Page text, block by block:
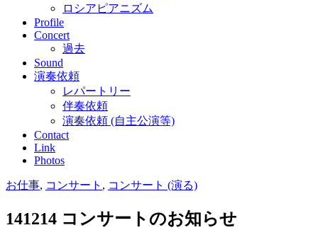
ロシアピアニズム
Profile
Concert
過去
Sound
演奏依頼
レパートリー
伴奏依頼
演奏依頼 (自主公演等)
Contact
Link
Photos
お仕事, コンサート , コンサート (演る)
141214 コンサートのお知らせ